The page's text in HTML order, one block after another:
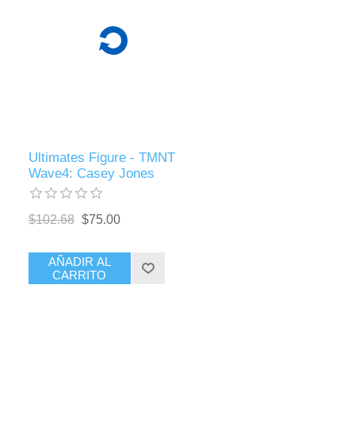
Ultimates Figure - TMNT
Wave4: Casey Jones
$102.68 $75.00
AÑADIR AL
CARRITO